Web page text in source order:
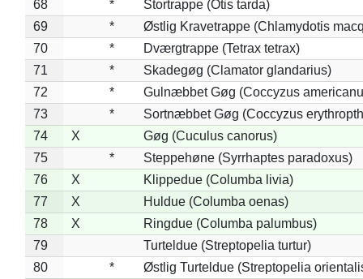
68
*
Stortrappe (Otis tarda)
69
*
Østlig Kravetrappe (Chlamydotis
70
*
Dværgtrappe (Tetrax tetrax)
71
*
Skadegøg (Clamator glandarius)
72
*
Gulnæbbet Gøg (Coccyzus
73
*
Sortnæbbet Gøg (Coccyzus
74
X
Gøg (Cuculus canorus)
75
*
Steppehøne (Syrrhaptes paradoxus)
76
X
Klippedue (Columba livia)
77
X
Huldue (Columba oenas)
78
X
Ringdue (Columba palumbus)
79
Turteldue (Streptopelia turtur)
80
*
Østlig Turteldue (Streptopelia